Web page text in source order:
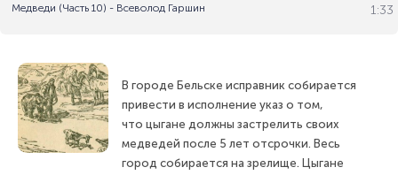
Медведи (Часть 10) - Всеволод Гаршин 1:33
В городе Бельске исправник собирается
привести в исполнение указ о том,
что цыгане должны застрелить своих
медведей после 5 лет отсрочки. Весь
город собирается на зрелище. Цыгане